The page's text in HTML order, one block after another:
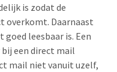
is zodat de
overkomt. Daarnaast
leesbaar is. Een
een direct mail
mail niet vanuit uzelf,